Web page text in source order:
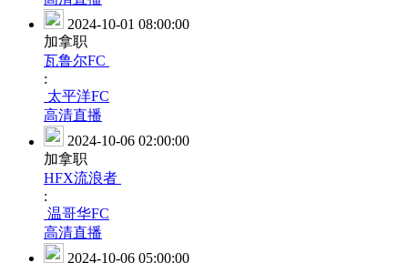
2024-10-01 08:00:00
加拿职
瓦鲁尔FC
:
太平洋FC
高清直播
2024-10-06 02:00:00
加拿职
HFX流浪者
:
温哥华FC
高清直播
2024-10-06 05:00:00